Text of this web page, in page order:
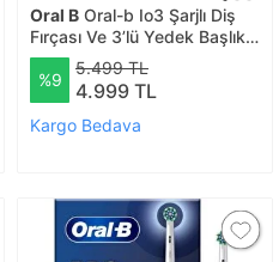
Oral B Oral-b Io3 Şarjlı Diş
Fırçası Ve 3’lü Yedek Başlık
Holiday Edition
%9
5.499 TL
4.999 TL
Kargo Bedava